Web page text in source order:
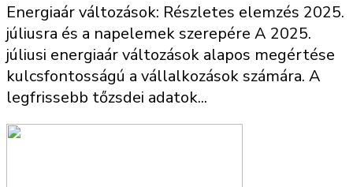
Energiaár változások: Részletes elemzés 2025.
júliusra és a napelemek szerepére A 2025.
júliusi energiaár változások alapos megértése
kulcsfontosságú a vállalkozások számára. A
legfrissebb tőzsdei adatok...